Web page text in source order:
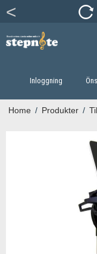
Inloggning
Home / Produkter /